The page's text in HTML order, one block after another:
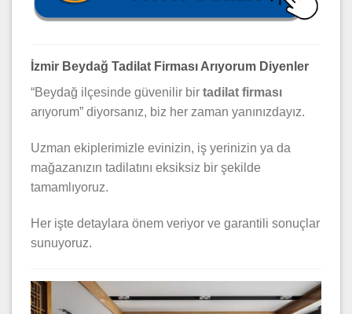
İzmir Beydağ Tadilat Firması Arıyorum Diyenler
“Beydağ ilçesinde güvenilir bir tadilat firması
arıyorum” diyorsanız, biz her zaman yanınızdayız.
Uzman ekiplerimizle evinizin, iş yerinizin ya da
mağazanızın tadilatını eksiksiz bir şekilde
tamamlıyoruz.
Her işte detaylara önem veriyor ve garantili sonuçlar
sunuyoruz.